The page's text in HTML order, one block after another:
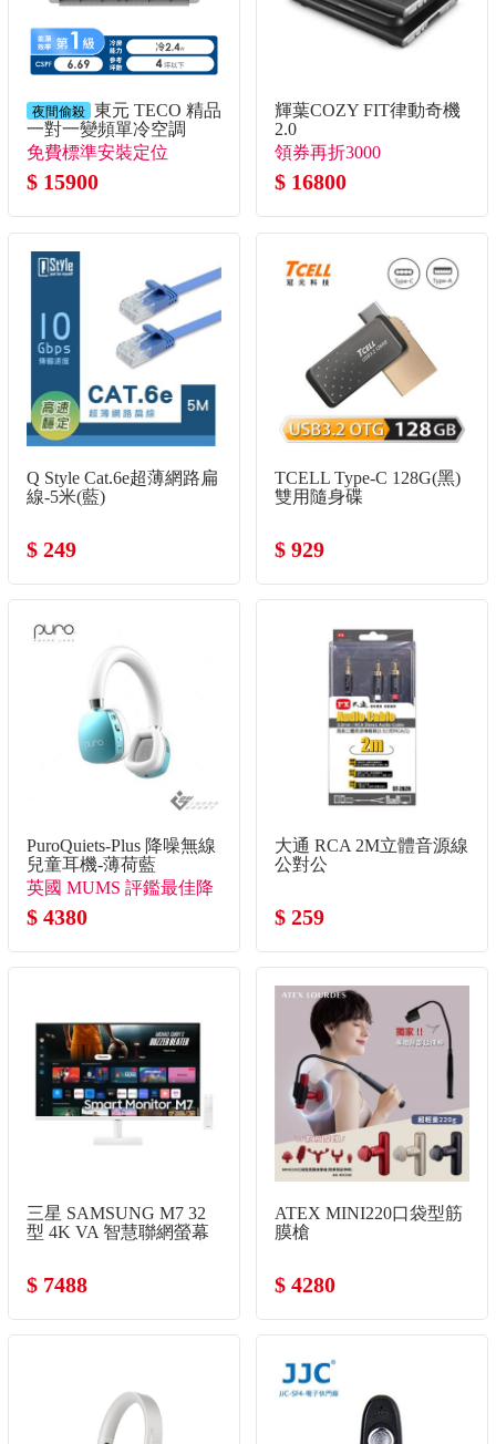
夜間偷殺 東元 TECO 精品
一對一變頻單冷空調
免費標準安裝定位
$ 15900
輝葉COZY FIT律動奇機
2.0
領券再折3000
$ 16800
Q Style Cat.6e超薄網路扁
線-5米(藍)
$ 249
TCELL Type-C 128G(黑)
雙用隨身碟
$ 929
PuroQuiets-Plus 降噪無線
兒童耳機-薄荷藍
英國 MUMS 評鑑最佳降
噪兒童耳機
$ 4380
大通 RCA 2M立體音源線
公對公
$ 259
三星 SAMSUNG M7 32
型 4K VA 智慧聯網螢幕
$ 7488
ATEX MINI220口袋型筋
膜槍
$ 4280